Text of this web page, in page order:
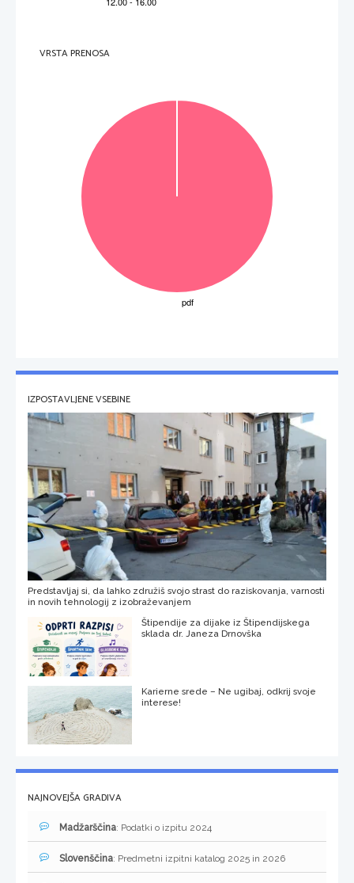
VRSTA PRENOSA
IZPOSTAVLJENE VSEBINE
Predstavljaj si, da lahko združiš svojo strast do raziskovanja, varnosti
in novih tehnologij z izobraževanjem
Štipendije za dijake iz Štipendijskega
sklada dr. Janeza Drnovška
Karierne srede – Ne ugibaj, odkrij svoje
interese!
NAJNOVEJŠA GRADIVA
Madžarščina: Podatki o izpitu 2024
Slovenščina: Predmetni izpitni katalog 2025 in 2026